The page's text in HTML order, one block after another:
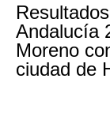
Andalucía
Moreno
ciudad de